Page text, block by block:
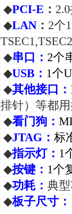
◆PCI-E：2.0
◆LAN： 2个
TSEC1,TSEC2
◆串口： 2个
◆USB：1个
◆其他接口：
排针）等都
◆看门狗：
◆JTAG：标
◆指示灯：1
◆按键： 1个
◆功耗：典
◆板子尺寸：